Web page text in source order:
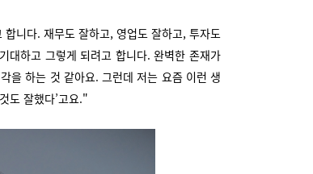
니다. 재무도 잘하고, 영업도 잘하고, 투자도
대하고 그렇게 되려고 합니다. 완벽한 존재가
을 하는 것 같아요. 그런데 저는 요즘 이런 생
도 잘했다’고요."